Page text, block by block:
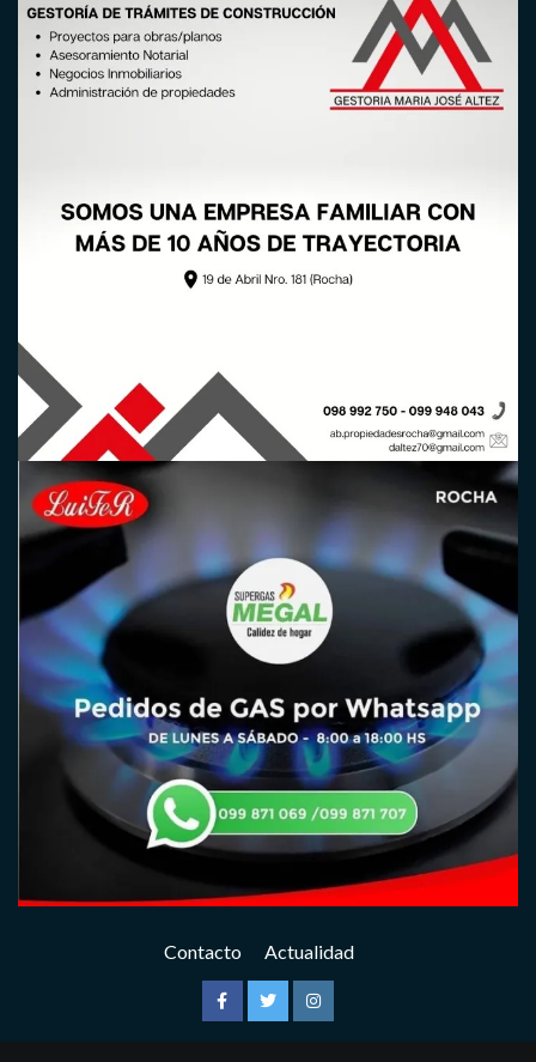
Contacto Actualidad
FacebookTwitterInstagram